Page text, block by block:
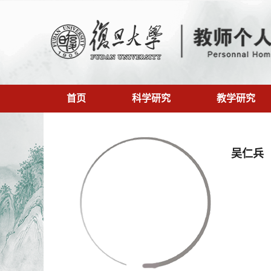
首页 科学研究 教学研究
吴仁兵